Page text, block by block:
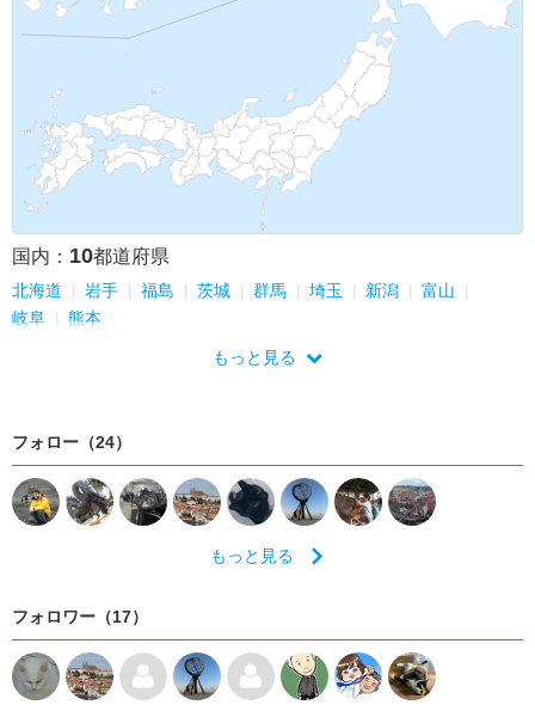
ネパール
シンガポール
ブルガリア
カザフスタン
キルギス
バーレーン
北マケドニア共和国
アルバニア
モンテネグロ
ボスニア・ヘルツェゴビナ
セルビア
ラオス フィジー インド フィリピン
ブルネイ
ロシア ニュージーランド クック諸島
国内： 10都道府県
北海道 岩手 福島 茨城 群馬 埼玉 新潟
富山
岐阜
熊本
もっと見る
フォロー（24）
もっと見る
フォロワー（17）